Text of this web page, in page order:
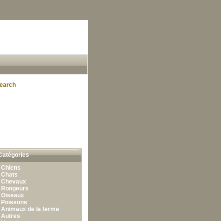
Chiens
Chats
Chevaux
Rongeurs
Oiseaux
Poissons
Animaux de la ferme
Autres